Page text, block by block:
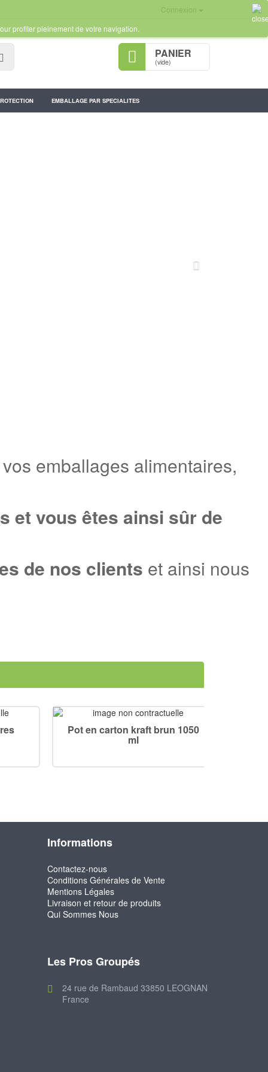
Connexion
PANIER
(vide)
EMBALLAGE PAR SPECIALITES
profiter pleinement de votre navigation.
emballages alimentaires,
et vous êtes ainsi sûr de
de nos clients et ainsi nous
Pot en carton kraft brun 1050
ml
Informations
Contactez-nous
Conditions Générales de Vente
Mentions Légales
Livraison et retour de produits
Qui Sommes Nous
Les Pros Groupés
24 rue de Rambaud 33850 LEOGNAN
France